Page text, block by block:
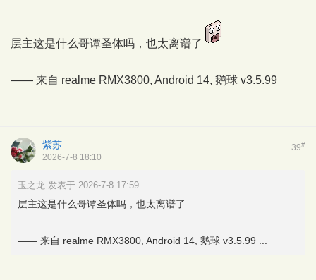
层主这是什么哥谭圣体吗，也太离谱了
—— 来自 realme RMX3800, Android 14, 鹅球 v3.5.99
39#
紫苏
2026-7-8 18:10
玉之龙 发表于 2026-7-8 17:59
层主这是什么哥谭圣体吗，也太离谱了
—— 来自 realme RMX3800, Android 14, 鹅球 v3.5.99 ...